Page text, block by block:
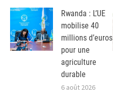
Rwanda : L’UE
mobilise 40
millions d’euros
pour une
agriculture
durable
6 août 2026